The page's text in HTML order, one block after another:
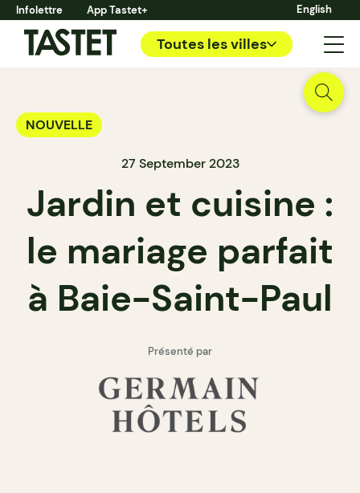
Infolettre App Tastet+ English
Toutes les villes
NOUVELLE
27 September 2023
Jardin et cuisine :
le mariage parfait
à Baie-Saint-Paul
Présenté par